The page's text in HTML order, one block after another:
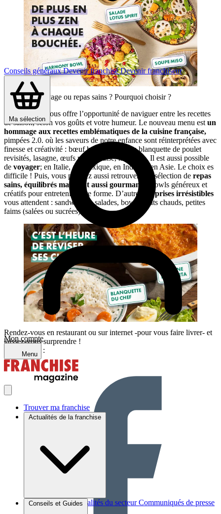
Conseils générauxDevenir franchiséDevenir franchiseur
Ma sélection
Mon compte
Menu
Trouver ma franchise
Actualités de la franchise
Brèves et actus Actualités du secteur Communiqués de presse
Conseils et Guides
Réconfort, voyage ou repas sains ? Pourquoi choisir ?
vous offre l’opportunité de naviguer entre les recettes
de saison, selon vos goûts et votre humeur. Le nouveau menu estun
hommage aux recettes emblématiques de la cuisine française,
pimpées 2.0. où les saveurs de notre enfance sont réinterprétées avec
finesse et créativité : bœuf bourguignon ou blanquette de poulet
revisités, lasagne, œufs mayonnaise, marbré… Il est aussi possible
de voyager; en Italie, au Mexique, en Inde, ou en Asie. Le choix es
difficile ! Puis, vous pourrez aussi retrouver une sélection de repas
sains, équilibrés mais tout aussi gourmand
: bowls généreux et
créatifs pour entretenir votre forme. D’autres
surprises irrésistibles
vous attendent : sandwiches, salades, bowls, plats chauds, petites
faims (salées ou sucrées)…
Rendez-vous en restaurant ou sur internet -pour vous faire livrer- et
laissez-vous surprendre !
Partager sur :